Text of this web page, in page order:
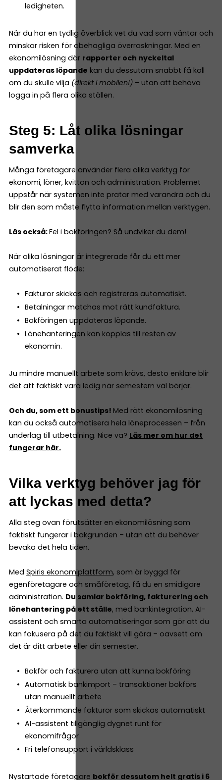
ledigheten.
När du har en tydlig överblick vet du vad som väntar och
minskar risken för obehagliga överraskningar. Med en
ekonomilösning där rapporter och nyckeltal
uppdateras löpande kan du dessutom snabbt få koll
om du skulle vilja (direkt i mobilen!) – utan att behöva
logga in på flera olika ställen.
Steg 5: Låt olika lösningar
samverka
Många företagare använder flera olika verktyg för
ekonomi, löner, kvitton och administration. Problemet
uppstår när systemen inte pratar med varandra och du
blir den som måste flytta information mellan verktygen.
Läs också:Fel i bokföringen? Så undviker du dem!
När olika lösningar är integrerade får du ett mer
automatiserat flöde:
Fakturor skickas och registreras automatiskt.
Betalningar matchas mot rätt kundfaktura.
Bokföringen uppdateras löpande.
Lönehanteringen kan kopplas till resten av
ekonomin.
Ju mindre manuellt arbete som krävs, desto enklare blir
det att faktiskt vara ledig när semestern väl börjar.
Och du, som ett bonustips! Med rätt ekonomilösning
kan du också automatisera hela löneprocessen – från
underlag till utbetalning. Nice va? Läs mer om hur det
fungerar här.
Vilka verktyg behöver jag för
att lyckas med detta?
Alla steg ovan förutsätter en ekonomilösning som
faktiskt fungerar i bakgrunden – utan att du behöver
bevaka det hela tiden.
Med Spiris ekonomiplattform, som är byggd för
egenföretagare och småföretag, få du en smidigare
administration. Du samlar bokföring, fakturering och
lönehantering på ett ställe, med bankintegration, AI-
assistent och smarta automatiseringar som gör att du
kan fokusera på det du faktiskt vill göra – oavsett om
det är ditt arbete eller din semester.
Bokför och fakturera utan att kunna bokföring
Automatisk bankimport – transaktioner bokförs
utan manuellt arbete
Återkommande fakturor som skickas automatiskt
AI-assistent tillgänglig dygnet runt för
ekonomifrågor
Fri telefonsupport i världsklass
Nystartade företagare bokför dessutom helt gratis i 6